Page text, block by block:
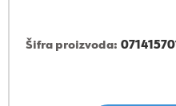
Šifra proizvoda: